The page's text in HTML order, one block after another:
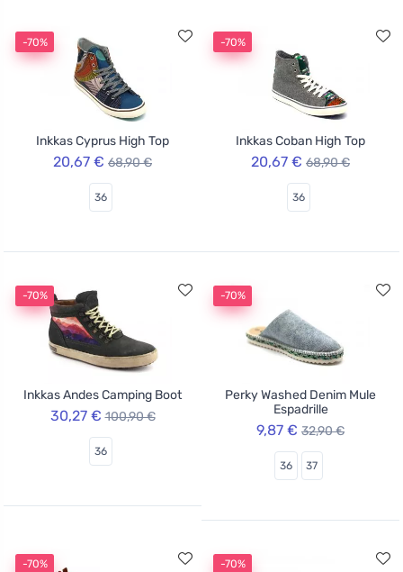
-70%
Inkkas Cyprus High Top
20,67 € 68,90 €
36
-70%
Inkkas Coban High Top
20,67 € 68,90 €
36
-70%
Inkkas Andes Camping Boot
30,27 € 100,90 €
36
-70%
Perky Washed Denim Mule
Espadrille
9,87 € 32,90 €
36 37
-70% -70%